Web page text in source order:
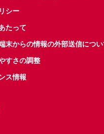
シー
たって
末からの情報の外部送信につい
すさの調整
ス情報